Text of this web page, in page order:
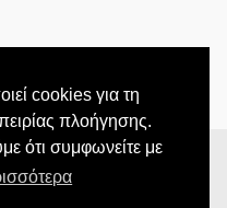
cookies για τη
πλοήγησης.
ότι συμφωνείτε με
market